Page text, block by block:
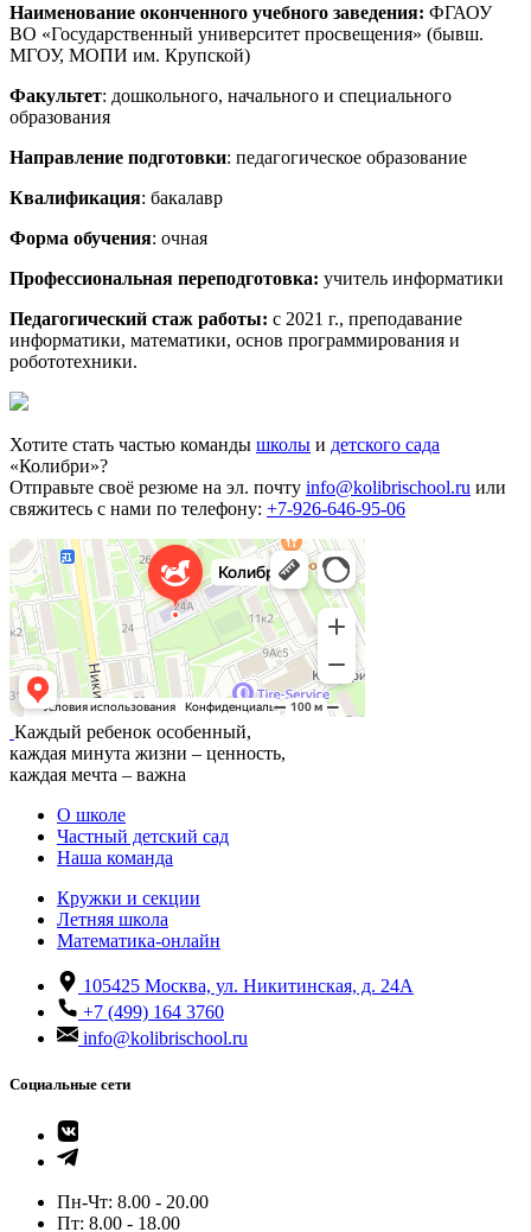
Наименование оконченного учебного заведения: ФГАОУ
ВО «Государственный университет просвещения» (бывш.
МГОУ, МОПИ им. Крупской)
Факультет: дошкольного, начального и специального
образования
Направление подготовки: педагогическое образование
Квалификация: бакалавр
Форма обучения: очная
Профессиональная переподготовка: учитель информатики
Педагогический стаж работы: с 2021 г., преподавание
информатики, математики, основ программирования и
робототехники.
Хотите стать частью команды школы и детского сада
«Колибри»?
Отправьте своё резюме на эл. почту info@kolibrischool.ru или
свяжитесь с нами по телефону: +7-926-646-95-06
Каждый ребенок особенный,
каждая минута жизни – ценность,
каждая мечта – важна
О школе
Частный детский сад
Наша команда
Кружки и секции
Летняя школа
Математика-онлайн
105425 Москва, ул. Никитинская, д. 24А
+7 (499) 164 3760
info@kolibrischool.ru
Социальные сети
Пн-Чт: 8.00 - 20.00
Пт: 8.00 - 18.00